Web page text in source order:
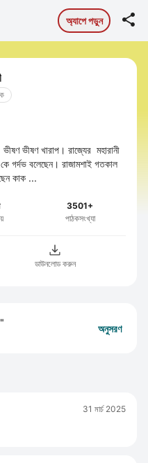
অ্যাপে পড়ুন 
ভীষণ খারাপ। রাজ্যের মহারানী
গর্দভ বলেছেন। রাজামশাই গতকাল
কাক ...
3501+
পাঠকসংখ্যা
ডাউনলোড করুন
অনুসরণ
31 মার্চ 2025